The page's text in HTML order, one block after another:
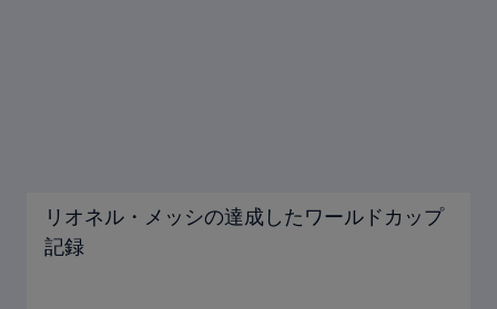
リオネル・メッシの達成したワールドカップ
記録